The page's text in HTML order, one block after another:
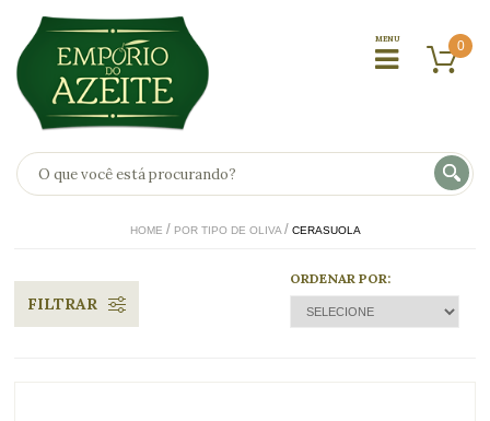
0
HOME POR TIPO DE OLIVA CERASUOLA
FILTRAR
ORDENAR POR: